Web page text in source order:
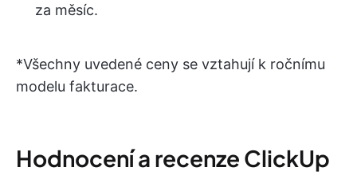
za měsíc.
*Všechny uvedené ceny se vztahují k ročnímu
modelu fakturace.
Hodnocení a recenze ClickUp